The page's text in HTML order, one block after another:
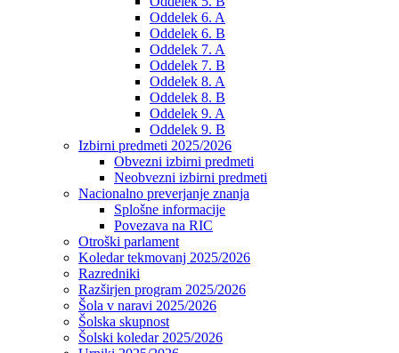
Oddelek 6. A
Oddelek 6. B
Oddelek 7. A
Oddelek 7. B
Oddelek 8. A
Oddelek 8. B
Oddelek 9. A
Oddelek 9. B
Izbirni predmeti 2025/2026
Obvezni izbirni predmeti
Neobvezni izbirni predmeti
Nacionalno preverjanje znanja
Splošne informacije
Povezava na RIC
Otroški parlament
Koledar tekmovanj 2025/2026
Razredniki
Razširjen program 2025/2026
Šola v naravi 2025/2026
Šolska skupnost
Šolski koledar 2025/2026